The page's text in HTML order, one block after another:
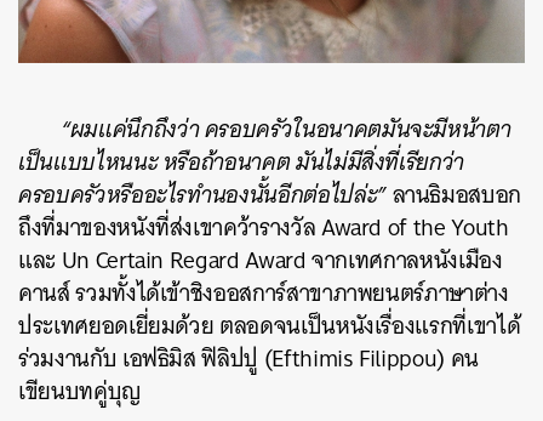
“ผมแค่นึกถึงว่า ครอบครัวในอนาคตมันจะมีหน้าตา
เป็นแบบไหนนะ หรือถ้าอนาคต มันไม่มีสิ่งที่เรียกว่า
ครอบครัวหรืออะไรทำนองนั้นอีกต่อไปล่ะ”ลานธิมอสบอก
ถึงที่มาของหนังที่ส่งเขาคว้ารางวัล Award of the Youth
และ Un Certain Regard Award จากเทศกาลหนังเมือง
คานส์ รวมทั้งได้เข้าชิงออสการ์สาขาภาพยนตร์ภาษาต่าง
ประเทศยอดเยี่ยมด้วย ตลอดจนเป็นหนังเรื่องแรกที่เขาได้
ร่วมงานกับ เอฟธิมิส ฟิลิปปู (Efthimis Filippou) คน
เขียนบทคู่บุญ